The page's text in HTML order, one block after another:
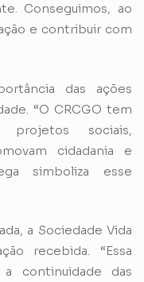
Conseguimos, ao
e contribuir com
das ações
“O CRCGO tem
projetos sociais,
cidadania e
simboliza esse
a Sociedade Vida
recebida. “Essa
continuidade das